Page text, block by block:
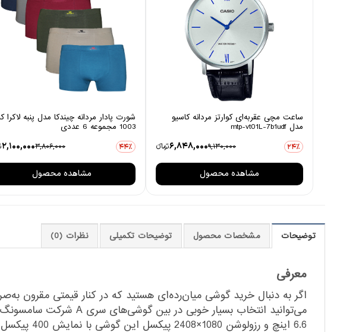
ساعت مچی عقربه‌ای کوارتز مردانه کاسیو
مدل mtp-vt01L-7b1udf
24٪ 9,130,000
6,848,000تومانءء
مشاهده محصول
شورت پادار مردانه چیندکا مدل پنبه لاکرا
1003 مجموعه 6 عددی
44٪ 3,806,000
2,100,000
مشاهده محصول
توضیحات مشخصات محصول توضیحات تکمیلی نظرات (0)
معرفی
اگر به دنبال خرید گوشی‌ میان‌رده‌ای هستید که در کنار قیمتی مقرون
6.6 اینچ